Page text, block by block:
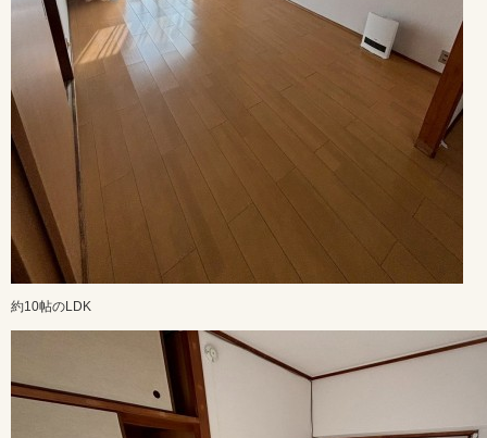
約10帖のLDK